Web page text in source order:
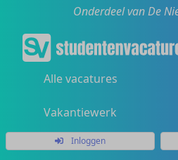
Onderdeel van De
Alle vacatures
Vakantiewerk
Inloggen